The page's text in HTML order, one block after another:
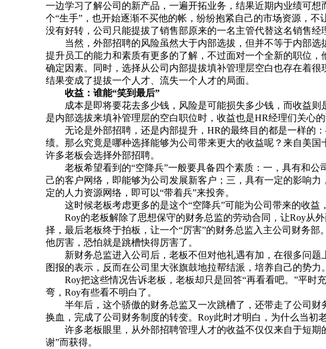
一边学习了解公司的新产品，一遍开拓业务，结果近期内业绩可
个“生手”，也开始逐渐不买他的帐，纷纷抱紧自己的市场资源，
没有好转，公司只能提拔了销售部原来的一名主管代替这名销售经
当然，外部招聘的风险虽然大于内部选拔，但并不等于内部选
提升员工的能力和素质有更多的了解，不过面对一个全新的职位
确定因素。同时，选择从公司内部提拔填补管理层空白也存在着很
结果变成了提拔一个人才、流失一个人才的局面。
收益：谁能“笑到最后”
成本是即将要花去多少钱，风险是可能损失多少钱，而收益则
是内部选拔来填补管理层的空白职位时，收益也是HR经理们关心的
无论是外部招聘，还是内部提升，HR的最终目的都是一样的：
绩。那么究竟是哪种选择能够为公司带来更大的收益呢？来自美国
许多老板会选择外部招聘。
老板希望看到的“空降兵”一般要具备四个素质：一，具有和公
己的客户网络，即能够为公司发展新客户；三，具有一定的影响
定的人力资源网络，即可以“带着兵”来投奔。
这时候老板考虑更多的是这个“空降兵”可能为公司带来的收益
Roy的老板解除了思想保守的财务总监的劳动合同，让Roy从外
择，最后老板终于拍板，让一个“厉害”的财务总监入主公司财务
他厉害，恐怕就是跳槽快得厉害了。
新财务总监进入公司后，老板不但对他礼遇有加，在很多问题
图报的表示，反而在公司里大张旗鼓地拉帮结派，培养自己的势力。
Roy把这些情况告诉老板，老板却只是回答“再看看吧。”平时
弯，Roy有些看不明白了。
半年后，这个骄傲的财务总监又一次跳槽了，还带走了公司财
换血，完成了公司财务制度的转变。Roy此时才明白，为什么当初
许多老板眼里，从外部招聘管理人才的收益不仅仅来自于短期
谢”而获得。